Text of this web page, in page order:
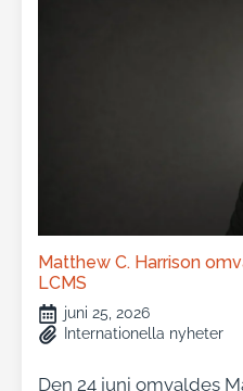
Matthew C. Harrison
LCMS
juni 25, 2026
Internationella nyheter
Den 24 juni omvaldes